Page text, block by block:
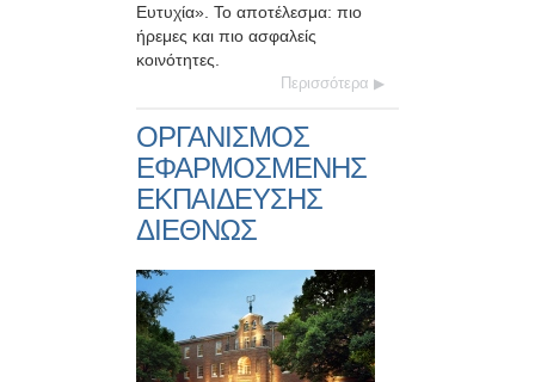
Ευτυχία». Το αποτέλεσμα: πιο
ήρεμες και πιο ασφαλείς
κοινότητες.
Περισσότερα
ΟΡΓΑΝΙΣΜΟΣ
ΕΦΑΡΜΟΣΜΕΝΗΣ
ΕΚΠΑΙΔΕΥΣΗΣ
ΔΙΕΘΝΩΣ